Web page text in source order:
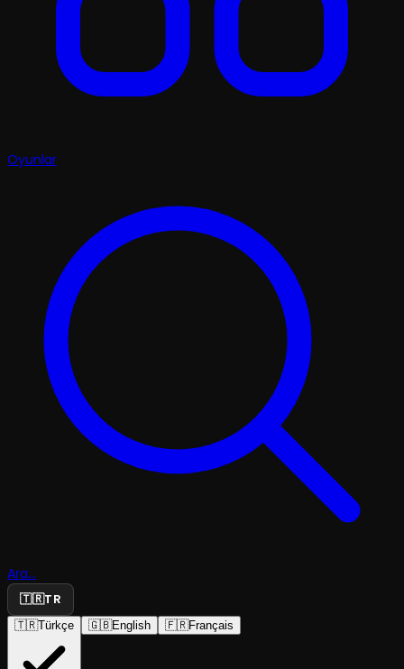
Oyunlar
Ara...
🇹🇷TR
🇹🇷Türkçe 🇬🇧English 🇫🇷Français